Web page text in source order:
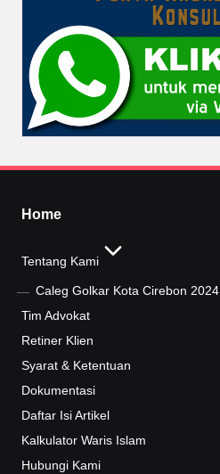
Home
Tentang Kami
Caleg Golkar Kota Cirebon 2024
Tim Advokat
Retiner Klien
Syarat & Ketentuan
Dokumentasi
Daftar Isi Artikel
Kalkulator Waris Islam
Hubungi Kami